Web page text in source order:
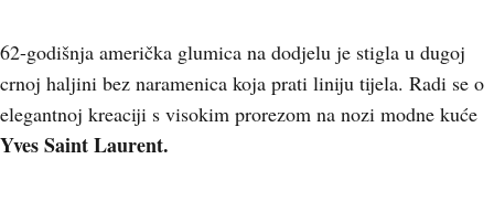
62-godišnja američka glumica na dodjelu je stigla u dugoj
crnoj haljini bez naramenica koja prati liniju tijela. Radi se o
elegantnoj kreaciji s visokim prorezom na nozi modne kuće
Yves Saint Laurent.